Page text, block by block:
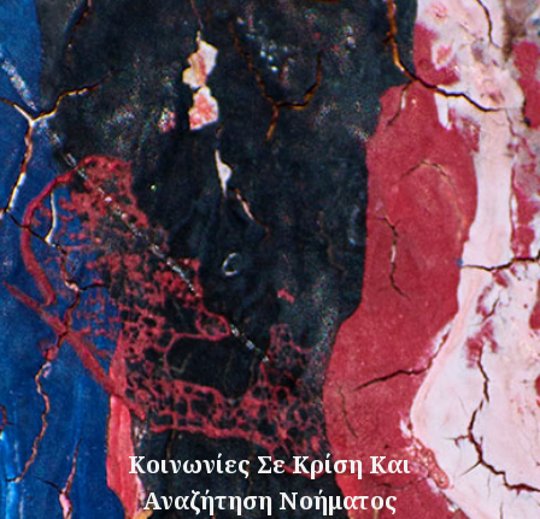
Κοινωνίες Σε Κρίση Και
Αναζήτηση Νοήματος